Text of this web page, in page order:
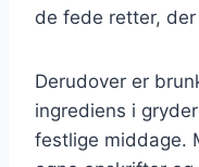
de fede retter,
Derudover er
ingrediens i
festlige middage.